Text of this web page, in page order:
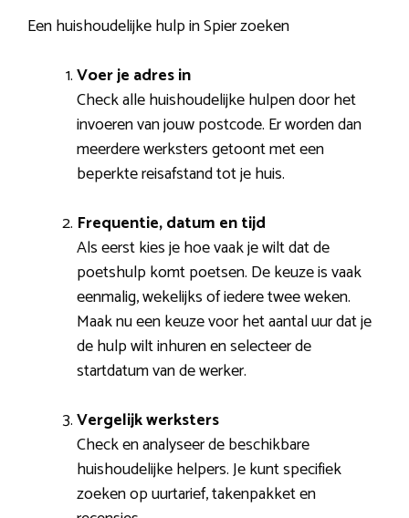
Een huishoudelijke hulp in Spier zoeken
Voer je adres in
Check alle huishoudelijke hulpen door het
invoeren van jouw postcode. Er worden dan
meerdere werksters getoont met een
beperkte reisafstand tot je huis.
Frequentie, datum en tijd
Als eerst kies je hoe vaak je wilt dat de
poetshulp komt poetsen. De keuze is vaak
eenmalig, wekelijks of iedere twee weken.
Maak nu een keuze voor het aantal uur dat je
de hulp wilt inhuren en selecteer de
startdatum van de werker.
Vergelijk werksters
Check en analyseer de beschikbare
huishoudelijke helpers. Je kunt specifiek
zoeken op uurtarief, takenpakket en